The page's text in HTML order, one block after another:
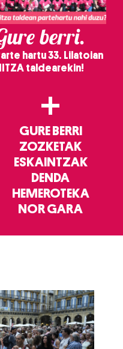
berri.
hartu 33. Lilatoian
taldearekin!
+
GURE BERRI
ZOZKETAK
ESKAINTZAK
DENDA
HEMEROTEKA
NOR GARA